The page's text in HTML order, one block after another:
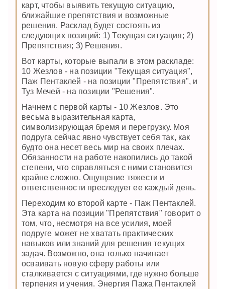
карт, чтобы выявить текущую ситуацию,
ближайшие препятствия и возможные
решения. Расклад будет состоять из
следующих позиций: 1) Текущая ситуация; 2)
Препятствия; 3) Решения.
Вот карты, которые выпали в этом раскладе:
10 Жезлов - на позиции "Текущая ситуация",
Паж Пентаклей - на позиции "Препятствия", и
Туз Мечей - на позиции "Решения".
Начнем с первой карты - 10 Жезлов. Это
весьма выразительная карта,
символизирующая бремя и перегрузку. Моя
подруга сейчас явно чувствует себя так, как
будто она несет весь мир на своих плечах.
Обязанности на работе накопились до такой
степени, что справляться с ними становится
крайне сложно. Ощущение тяжести и
ответственности преследует ее каждый день.
Переходим ко второй карте - Паж Пентаклей.
Эта карта на позиции "Препятствия" говорит о
том, что, несмотря на все усилия, моей
подруге может не хватать практических
навыков или знаний для решения текущих
задач. Возможно, она только начинает
осваивать новую сферу работы или
сталкивается с ситуациями, где нужно больше
терпения и учения. Энергия Пажа Пентаклей